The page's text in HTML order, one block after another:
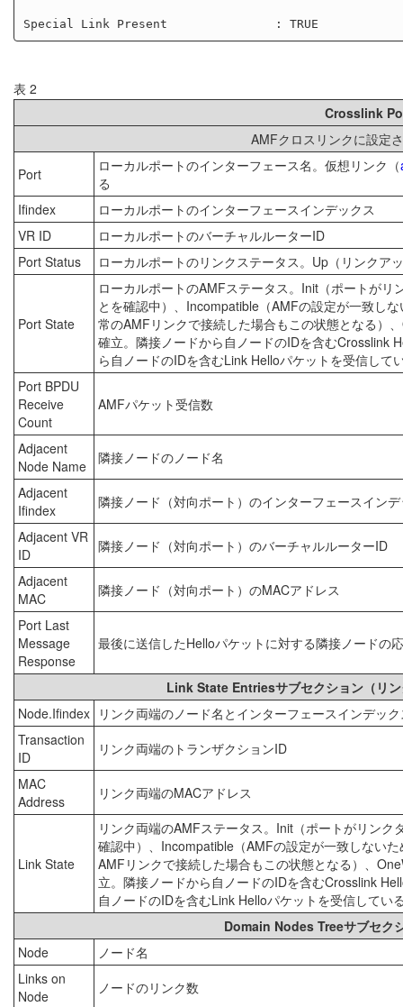
表 2
Crosslink
AMFクロスリンクに設定
Port
ローカルポートのインターフェース名。仮想リンク（
る
Ifindex
ローカルポートのインターフェースインデックス
VR ID
ローカルポートのバーチャルルーターID
Port Status
ローカルポートのリンクステータス。Up（リンクア
Port State
ローカルポートのAMFステータス。Init（ポートが
とを確認中）、Incompatible（AMFの設定が一致し
常のAMFリンクで接続した場合もこの状態となる）
確立。隣接ノードから自ノードのIDを含むCrosslink
ら自ノードのIDを含むLink Helloパケットを受信し
Port BPDU
Receive
Count
AMFパケット受信数
Adjacent
Node Name
隣接ノードのノード名
Adjacent
Ifindex
隣接ノード（対向ポート）のインターフェースイン
Adjacent VR
ID
隣接ノード（対向ポート）のバーチャルルーターID
Adjacent
MAC
隣接ノード（対向ポート）のMACアドレス
Port Last
Message
Response
最後に送信したHelloパケットに対する隣接ノードの
Link State Entriesサブセクション（リ
Node.Ifindex リンク両端のノード名とインターフェースインデッ
Transaction
ID
リンク両端のトランザクションID
MAC
Address
リンク両端のMACアドレス
Link State
リンク両端のAMFステータス。Init（ポートがリン
確認中）、Incompatible（AMFの設定が一致しない
AMFリンクで接続した場合もこの状態となる）、
立。隣接ノードから自ノードのIDを含むCrosslink
自ノードのIDを含むLink Helloパケットを受信して
Domain Nodes Treeサブセク
Node
ノード名
Links on
Node
ノードのリンク数